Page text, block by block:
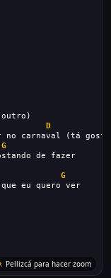
outro)
D
no carnaval (tá
G
de fazer
G
eu quero ver
Pellizcá para hacer zoom